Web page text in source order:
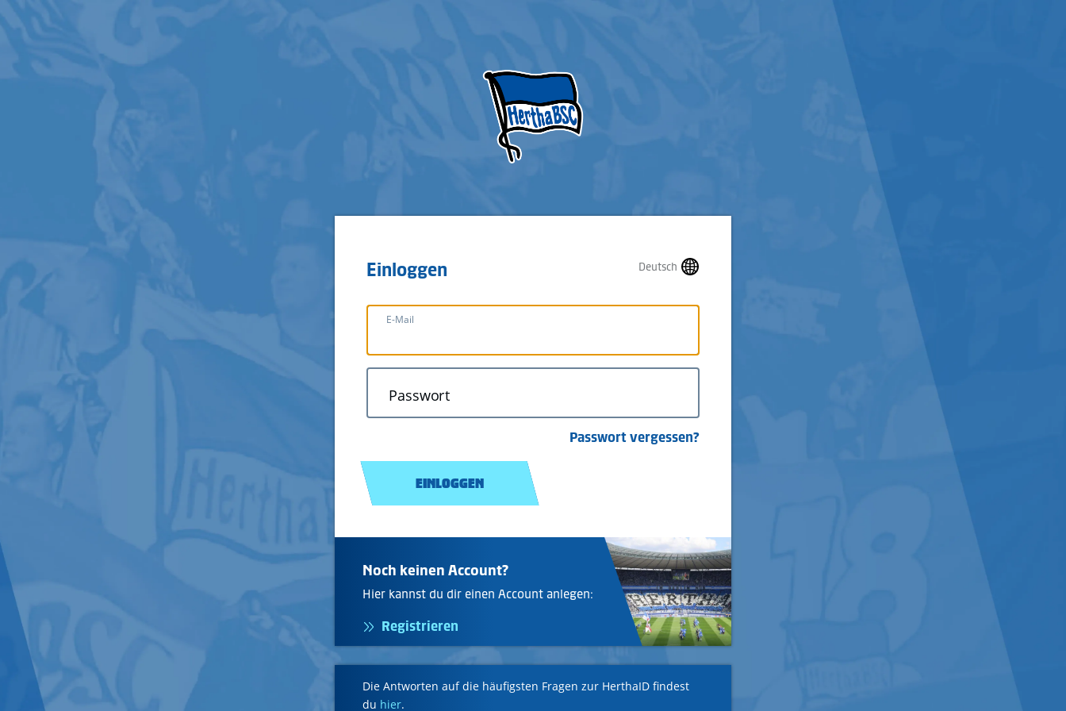
Deutsch
Einloggen
E-Mail
Passwort
Passwort vergessen?
EINLOGGEN
Noch keinen Account?
Hier kannst du dir einen Account anlegen:
Registrieren
Die Antworten auf die häufigsten Fragen zur HerthaID findest
du hier.